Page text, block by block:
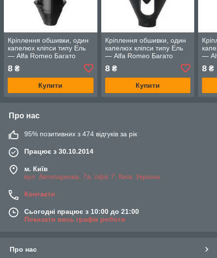
Кріплення обшивки, один
капелюх кліпси типу Ель
— Alfa Romeo Багато
8 ₴
Купити
Кріплення обшивки, один
капелюх кліпси типу Ель
— Alfa Romeo Багато
8₴
Купити
—
8 ₴
Про нас
95% позитивних з 474 відгуків за рік
Працює з 30.10.2014
м. Київ
вул. Автопаркова, 7а, офіс 7, Київ, Україна
Контакти
Сьогодні працює з 10:00 до 21:00
Показати весь графік роботи
Про нас